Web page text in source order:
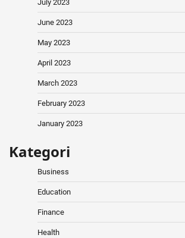
July 2023
June 2023
May 2023
April 2023
March 2023
February 2023
January 2023
Kategori
Business
Education
Finance
Health